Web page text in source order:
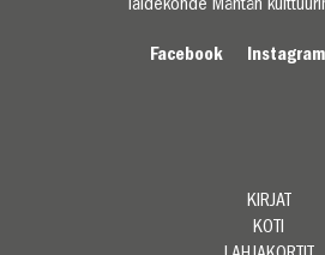
Facebook Instagram
KIRJAT
KOTI